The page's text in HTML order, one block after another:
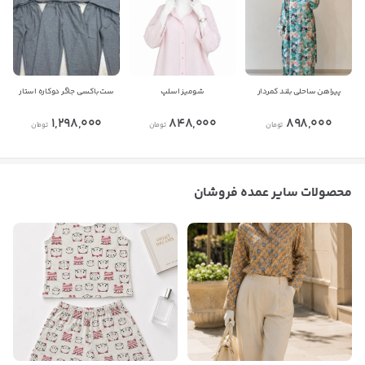
پیراهن ساحلی بلند کمردار
898,000 تومان
شومیز اسلپ
848,000 تومان
ست باکسی جاگر دوکاره استار
1,298,000 تومان
محصولات سایر عمده فروشان
اطلاعات تماس
تولیدی پوشاک زنانه مودنا
برای مکالمه دقیق ترکد 25539 در عمدباکس
رو به
فروشنده اعلام کنید
کپی 09197383508
چت با فروشنده